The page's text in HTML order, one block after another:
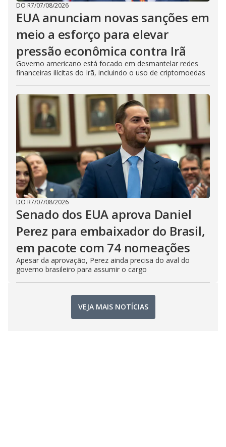
DO R7/07/08/2026
EUA anunciam novas sanções em
meio a esforço para elevar
pressão econômica contra Irã
Governo americano está focado em desmantelar redes
financeiras ilícitas do Irã, incluindo o uso de criptomoedas
DO R7/07/08/2026
Senado dos EUA aprova Daniel
Perez para embaixador do Brasil,
em pacote com 74 nomeações
Apesar da aprovação, Perez ainda precisa do aval do
governo brasileiro para assumir o cargo
VEJA MAIS NOTÍCIAS